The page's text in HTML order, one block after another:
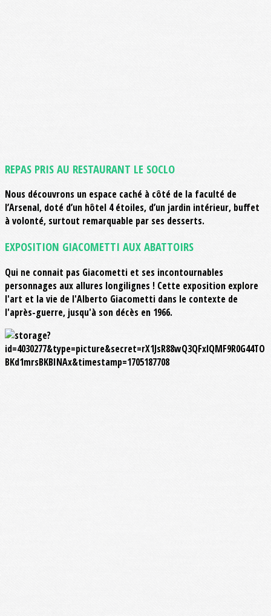
REPAS PRIS AU RESTAURANT LE SOCLO
Nous découvrons un espace caché à côté de la faculté de
l’Arsenal, doté d’un hôtel 4 étoiles, d’un jardin intérieur, buffet
à volonté, surtout remarquable par ses desserts.
EXPOSITION GIACOMETTI AUX ABATTOIRS
Qui ne connait pas Giacometti et ses incontournables
personnages aux allures longilignes ! Cette exposition explore
l'art et la vie de l'Alberto Giacometti dans le contexte de
l'après-guerre, jusqu'à son décès en 1966.